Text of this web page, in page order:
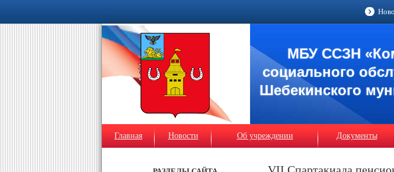
МБУ ССЗН
социального
Шебекинского
Главная Новости Об учреждении Документы